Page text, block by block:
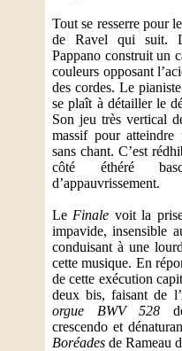
Tout se resserre pour le
de Ravel qui suit.
Pappano construit un
couleurs opposant
des cordes. Le
se plaît à détailler le
Son jeu très vertical
massif pour
sans chant. C’est
côté éthéré
d’appauvrissement.
Le Finale voit la
impavide, insensible
conduisant à une
cette musique. En
de cette exécution
deux bis, faisant de l’
orgue BWV 528
crescendo et
Boréades de Rameau